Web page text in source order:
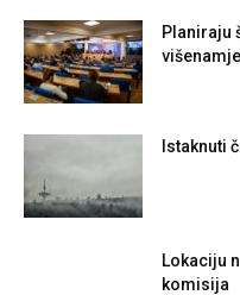
Planiraju
Istaknuti
Lokaciju
komisija